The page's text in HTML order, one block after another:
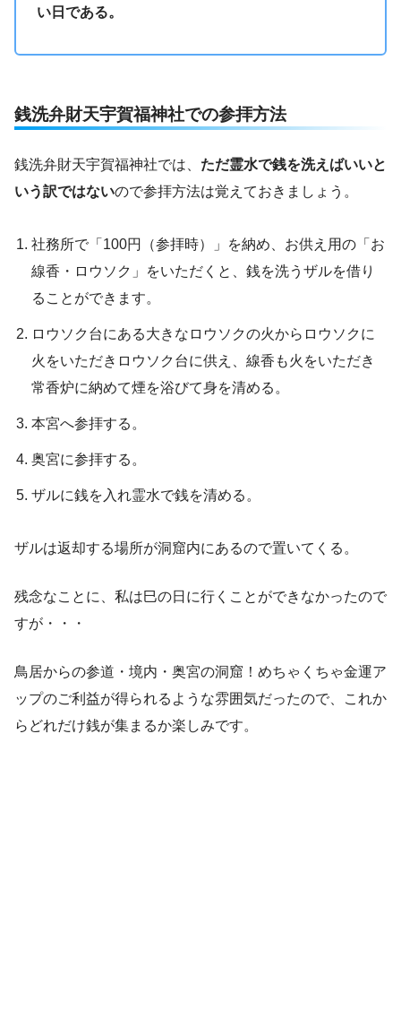
い日である。
銭洗弁財天宇賀福神社での参拝方法
銭洗弁財天宇賀福神社では、 ただ霊水で銭を洗えばいいと
いう訳ではないので参拝方法は覚えておきましょう。
社務所で「100円（参拝時）」を納め、お供え用の「お
線香・ロウソク」をいただくと、銭を洗うザルを借り
ることができます。
ロウソク台にある大きなロウソクの火からロウソクに
火をいただきロウソク台に供え、線香も火をいただき
常香炉に納めて煙を浴びて身を清める。
本宮へ参拝する。
奥宮に参拝する。
ザルに銭を入れ霊水で銭を清める。
ザルは返却する場所が洞窟内にあるので置いてくる。
残念なことに、私は巳の日に行くことができなかったので
すが・・・
鳥居からの参道・境内・奥宮の洞窟！めちゃくちゃ金運ア
ップのご利益が得られるような雰囲気だったので、これか
らどれだけ銭が集まるか楽しみです。